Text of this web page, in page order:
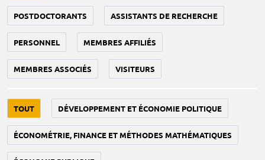
POSTDOCTORANTS ASSISTANTS DE RECHERCHE
PERSONNEL MEMBRES AFFILIÉS
MEMBRES ASSOCIÉS VISITEURS
TOUT DÉVELOPPEMENT ET ÉCONOMIE POLITIQUE
ÉCONOMÉTRIE, FINANCE ET MÉTHODES MATHÉMATIQUES